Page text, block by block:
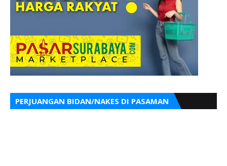
PERJUANGAN BIDAN/NAKES DI PASAMAN